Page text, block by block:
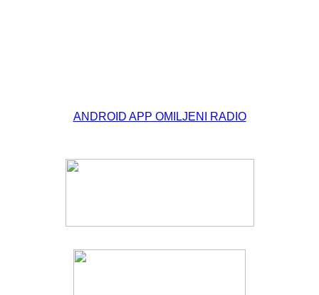
ANDROID APP OMILJENI RADIO